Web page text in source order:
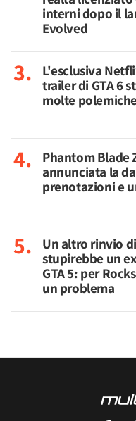
interni dopo il
Evolved
L'esclusiva
trailer di GTA 6
molte
Phantom Blade
annunciata la
prenotazioni e
Un altro rinvio
stupirebbe un
GTA 5: per
un problema